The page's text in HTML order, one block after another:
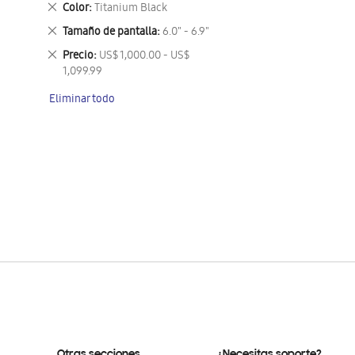
Color Titanium Black
Eliminar
este
artículo
Tamaño de pantalla 6.0" - 6.9"
Eliminar
este
artículo
Precio US$ 1,000.00 - US$
1,099.99
Eliminar
este
Eliminar todo